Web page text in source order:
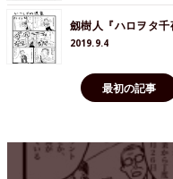
劔樹人『ハロヲタ
2019.9.4
最初の記事